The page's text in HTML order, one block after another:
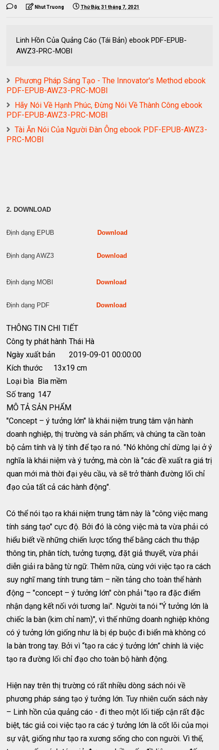
0 Nhut Truong Thứ Bảy, 31 tháng 7, 2021
Linh Hồn Của Quảng Cáo (Tái Bản) ebook PDF-EPUB-
AWZ3-PRC-MOBI
Phương Pháp Sáng Tạo - The Innovator's Method ebook
PDF-EPUB-AWZ3-PRC-MOBI
Hãy Nói Về Hạnh Phúc, Đừng Nói Về Thành Công ebook
PDF-EPUB-AWZ3-PRC-MOBI
Tài Ăn Nói Của Người Đàn Ông ebook PDF-EPUB-AWZ3-
PRC-MOBI
2. DOWNLOAD
Định dạng EPUB Download
Định dạng AWZ3 Download
Định dạng MOBI Download
Định dạng PDF Download
THÔNG TIN CHI TIẾT
Công ty phát hành Thái Hà
Ngày xuất bản
2019-09-01 00:00:00
Kích thước
13x19 cm
Loại bìa Bìa mềm
Số trang 147
MÔ TẢ SẢN PHẨM
"Concept – ý tưởng lớn" là khái niệm trung tâm vận hành
doanh nghiệp, thị trường và sản phẩm; và chúng ta cần toàn
bộ cảm tính và lý tính để tạo ra nó. "Nó không chỉ dừng lại ở ý
nghĩa là khái niệm và ý tưởng, mà còn là "các đề xuất ra giá trị
quan mới mà thời đại yêu cầu, và sẽ trở thành đường lối chỉ
đạo của tất cả các hành động".
Có thể nói tạo ra khái niệm trung tâm này là "công việc mang
tính sáng tạo" cực độ. Bởi đó là công việc mà ta vừa phải có
hiểu biết về những chiến lược tổng thể bằng cách thu thập
thông tin, phân tích, tưởng tượng, đặt giả thuyết, vừa phải
diễn giải ra bằng từ ngữ. Thêm nữa, cùng với việc tạo ra cách
suy nghĩ mang tính trung tâm – nền tảng cho toàn thể hành
động – "concept – ý tưởng lớn" còn phải "tạo ra đặc điểm
nhận dạng kết nối với tương lai". Người ta nói "Ý tưởng lớn là
chiếc la bàn (kim chỉ nam)", vì thế những doanh nghiệp không
có ý tưởng lớn giống như là bị ép buộc đi biển mà không có
la bàn trong tay. Bởi vì “tạo ra các ý tưởng lớn” chính là việc
tạo ra đường lối chỉ đạo cho toàn bộ hành động.
Hiện nay trên thị trường có rất nhiều dòng sách nói về
phương pháp sáng tạo ý tưởng lớn. Tuy nhiên cuốn sách này
– Linh hồn của quảng cáo - đi theo một lối tiếp cận rất đặc
biệt, tác giả coi việc tạo ra các ý tưởng lớn là cốt lõi của mọi
sự vật, giống như tạo ra xương sống cho con người. Vì thế,